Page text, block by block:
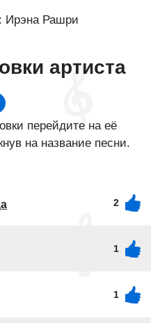
Ирэна Рашри
артиста
перейдите на её
на название песни.
2
1
1